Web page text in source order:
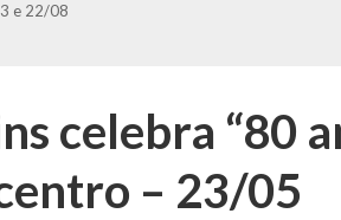
e 22/08
celebra “80
– 23/05